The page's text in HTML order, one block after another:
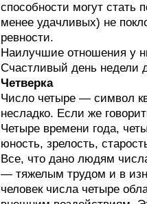
способности могут
менее удачливых) не
ревности.
Наилучшие отношения у
Счастливый день недели
Четверка
Число четыре — символ
несладко. Если же
Четыре времени года,
юность, зрелость,
Все, что дано людям
— тяжелым трудом и в
человек числа четыре